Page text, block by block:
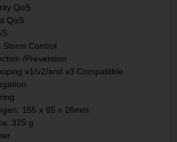
QoS
QoS
Storm Control
/Prevention
v1/v2/and v3 Compatitble
155 x 85 x 26mm
325 g